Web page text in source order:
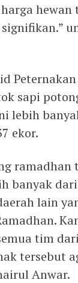
hewan
sapi
lebih
ekor.
banyak
lain
tim
tersebut
Anwar.